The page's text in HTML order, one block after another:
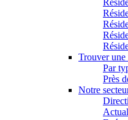
Trouver une
Par
Près
Notre